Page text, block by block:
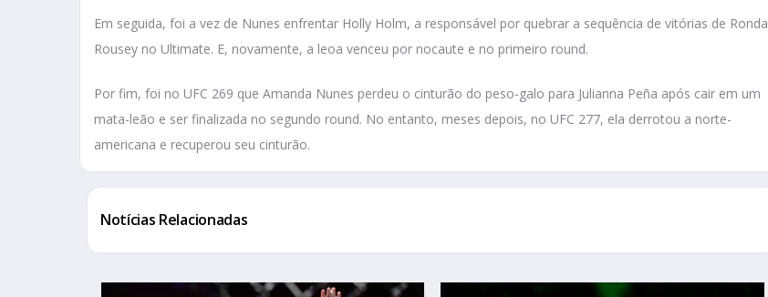
Em seguida, foi a vez de Nunes enfrentar Holly Holm, a responsável por quebrar a sequência de vitórias de Ronda
Rousey no Ultimate. E, novamente, a leoa venceu por nocaute e no primeiro round.
Por fim, foi no UFC 269 que Amanda Nunes perdeu o cinturão do peso-galo para Julianna Peña após cair em um
mata-leão e ser finalizada no segundo round. No entanto, meses depois, no UFC 277, ela derrotou a norte-
americana e recuperou seu cinturão.
Notícias Relacionadas